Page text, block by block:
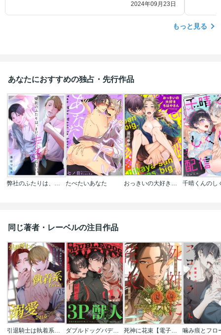
2024年09月23日
もっと見る
あなたにおすすめの独占・先行作品
弊社のふたりは、まだ未遂らしい。 たべたいあなた おっきいの大好きちはやさん(分冊版)
同じ著者・レーベルの注目作品
引退騎士は執着系わんこに溺愛される ダブルドッグバディ【コミックス版】 死神に花束【電子限定描き下ろし漫画付き】